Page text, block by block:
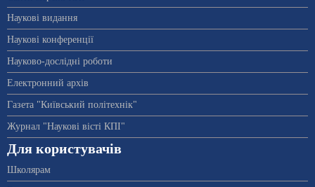
Наукові видання
Наукові конференції
Науково-дослідні роботи
Електронний архів
Газета "Київський політехнік"
Журнал "Наукові вісті КПІ"
Для користувачів
Школярам